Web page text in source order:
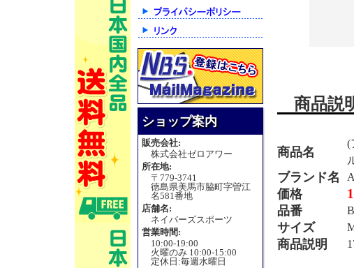
ショップ案内
販売会社:
株式会社ゼロアワー
所在地:
〒779-3741
徳島県美馬市脇町字曽江
名581番地
店舗名:
ネイバーズスポーツ
営業時間:
10:00-19:00
火曜のみ 10:00-15:00
定休日:毎週水曜日
商品説
商品名
(
ブランド名
価格
品番
サイズ
商品説明